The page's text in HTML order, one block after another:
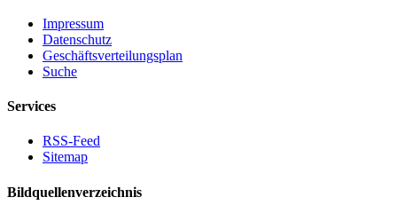
Impressum
Datenschutz
Geschäftsverteilungsplan
Suche
Services
RSS-Feed
Sitemap
Bildquellenverzeichnis